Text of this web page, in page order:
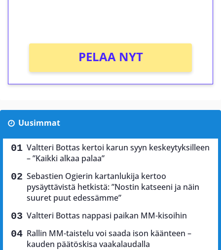
PELAA NYT
Uusimmat
Valtteri Bottas kertoi karun syyn keskeytyksilleen
– ”Kaikki alkaa palaa”
Sebastien Ogierin kartanlukija kertoo
pysäyttävistä hetkistä: ”Nostin katseeni ja näin
suuret puut edessämme”
Valtteri Bottas nappasi paikan MM-kisoihin
Rallin MM-taistelu voi saada ison käänteen –
kauden päätöskisa vaakalaudalla